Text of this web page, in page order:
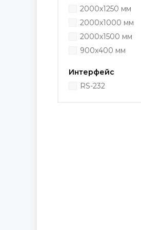
2000x1250 мм
2000х1000 мм
2000х1500 мм
900х400 мм
Интерфейс
RS-232